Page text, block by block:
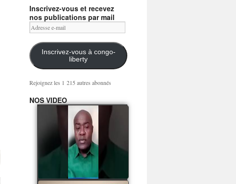
Inscrivez-vous et recevez
nos publications par mail
Adresse
e-
mail
Inscrivez-vous à congo-
liberty
Rejoignez les 1 215 autres abonnés
NOS VIDEO
Mingwa BIANGO : Ni
les mercenaires russes,
ni la garde présidentielle
ne mourront pour
Sassou Denis
watch video